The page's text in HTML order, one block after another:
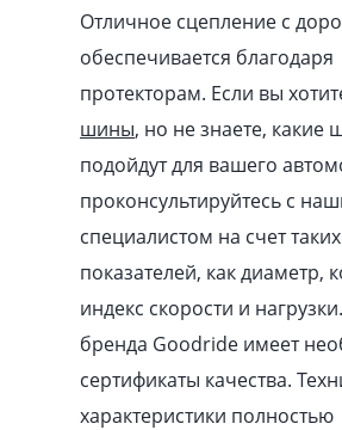
Отличное сцепление с
обеспечивается благодаря
протекторам. Если вы
шины, но не знаете,
подойдут для вашего
проконсультируйтесь с
специалистом на счет таких
показателей, как диаметр,
индекс скорости и
бренда Goodride имеет
сертификаты качества.
характеристики полностью